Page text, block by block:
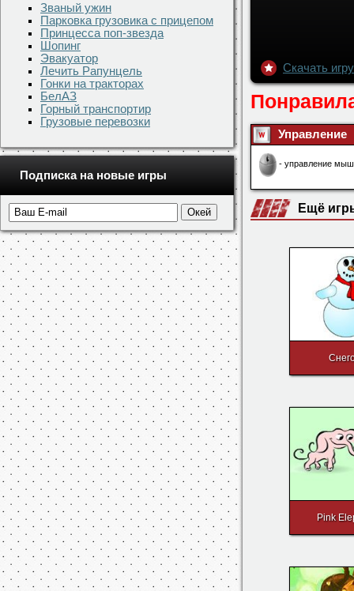
Званый ужин
Парковка грузовика с прицепом
Принцесса поп-звезда
Шопинг
Эвакуатор
Лечить Рапунцель
Гонки на тракторах
БелАЗ
Горный транспортир
Грузовые перевозки
Подписка на новые игры
Pink
Little